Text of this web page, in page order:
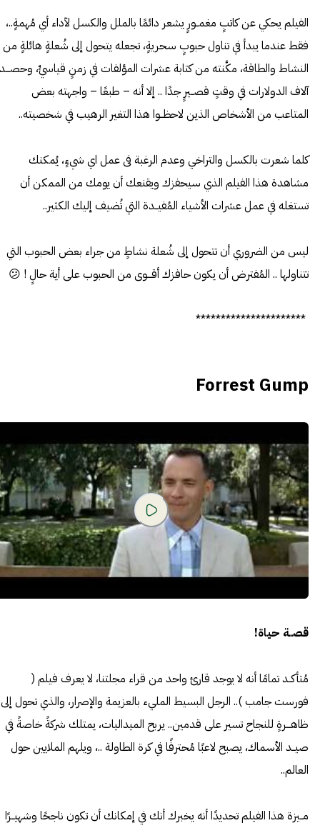
الفيلم يحكي عن كاتبٍ مغمــورٍ يشعر دائمًا بالملل والكسل لآداء أي مُهمةٍ..،
فقط عندما يبدأ في تناول حبوبٍ سحريةٍ، تجعله يتحول إلى شُعلةٍ هائلةٍ من
النشاط والطاقة، مكَّنته من كتابة عشرات المؤلفات في زمنٍ قياسيٍّ، وحصـــد
آلاف الدولارات في وقتٍ قصــيرٍ جدًا .. إلا أنه – طبعًا – واجهته بعض
المتاعب من الأشخاص الذين لاحظــوا هذا التغير الرهيب في شخصيته..
كلما شعرت بالكسل والتراخي وعدم الرغبة فى عمل اي شيءٍ، يُمكنك
مشاهدة هذا الفيلم الذي سيحفزك ويقنعك أن يومك من الممكن أن
تستغله في عمل عشرات الأشياء المُفيــدة التي تُضيف إليك الكثير..
ليس من الضروري أن تتحول إلى شُعلة نشاطٍ من جراء بعض الحبوب التي
تتناولها .. المُفترض أن يكون حافزك أقـــوى من الحبوب على أية حالٍ ! 😕
**********************
Forrest Gump
قصــة حياة!
مُتأكــد تمامًا أنه لا يوجد قارئ واحد من قراء مجلتنا، لا يعرف فيلم (
فورست جامب ).. الرجل البسيط المليء بالعزيمة والإصرار، والذي تحول إلى
ظاهـــرةٍ للنجاح تسير على قدمين.. يربح الميداليات، يمتلك شركةً خاصةً في
صيــد الأسماك، يصبح لاعبًا مُحترفًا في كرة الطاولة ..، ويلهم الملايين حول
العالم..
مــيزة هذا الفيلم تحديدًا أنه يخبرك أنك في إمكانك أن تكون ناجحًا وشهيــرًا